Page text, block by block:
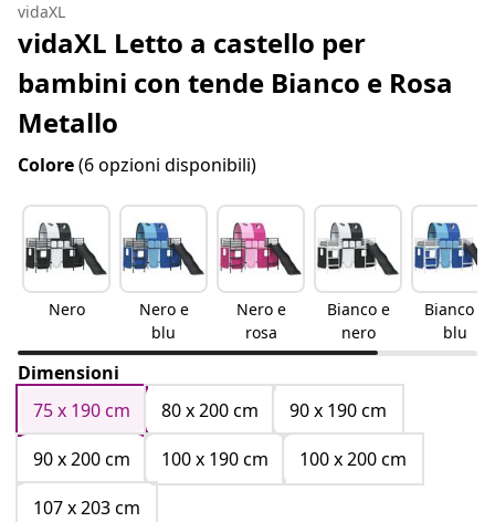
vidaXL
vidaXL Letto a castello per
bambini con tende Bianco e Rosa
Metallo
Colore(6 opzioni disponibili)
Nero
Nero e
blu
Nero e
rosa
Bianco e
nero
Bianco e
blu
Dimensioni
75 x 190 cm
80 x 200 cm
90 x 190 cm
90 x 200 cm
100 x 190 cm
100 x 200 cm
107 x 203 cm